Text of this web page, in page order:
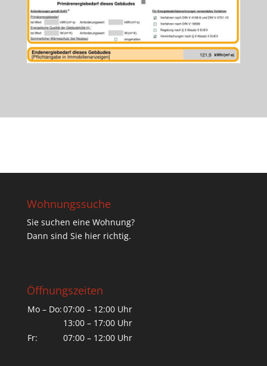
Wohnungssuche
Sie suchen eine Wohnung?
Dann sind Sie hier richtig.
Öffnungszeiten
Mo – Do:07:00 – 12:00 Uhr
13:00 – 17:00 Uhr
Fr:
07:00 – 12:00 Uhr